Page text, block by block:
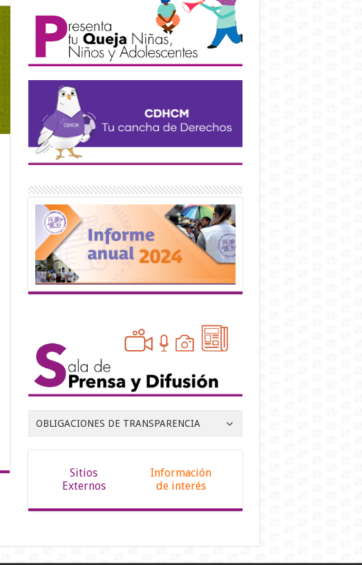
OBLIGACIONES DE TRANSPARENCIA
Sitios
Externos
Información
de interés